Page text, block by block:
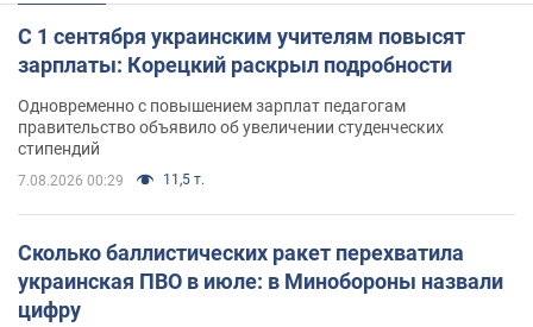
С 1 сентября украинским учителям повысят
зарплаты: Корецкий раскрыл подробности
Одновременно с повышением зарплат педагогам
правительство объявило об увеличении студенческих
стипендий
7.08.2026 00:29 11,5 т.
Сколько баллистических ракет перехватила
украинская ПВО в июле: в Минобороны назвали
цифру